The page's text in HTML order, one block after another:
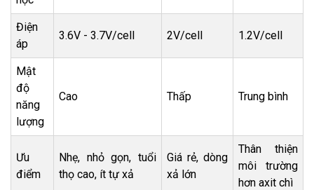
Điện
áp
3.6V - 3.7V/cell 2V/cell 1.2V/cell
Mật
độ
năng
lượng
Cao Thấp Trung bình
Ưu
điểm
Nhẹ, nhỏ gọn, tuổi
thọ cao, ít tự xả
Giá rẻ, dòng
xả lớn
Thân thiện
môi trường
hơn axit chì